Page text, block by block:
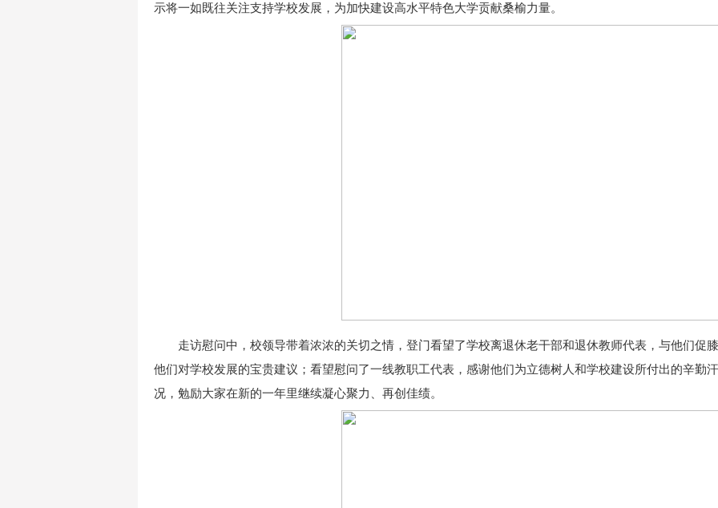
示将一如既往关注支持学校发展，为加快建设高水平特色大学贡献桑榆力量。
走访慰问中，校领导带着浓浓的关切之情，登门看望了学校离退休老干部和退休教师代表，与他们促
他们对学校发展的宝贵建议；看望慰问了一线教职工代表，感谢他们为立德树人和学校建设所付出的辛勤
况，勉励大家在新的一年里继续凝心聚力、再创佳绩。